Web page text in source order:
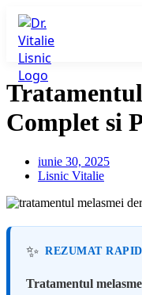
Complet si
iunie 30, 2025
Lisnic Vitalie
✨ REZUMAT RAPID
Tratamentul